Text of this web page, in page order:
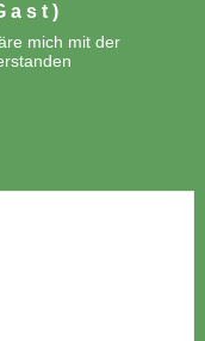
mich mit der